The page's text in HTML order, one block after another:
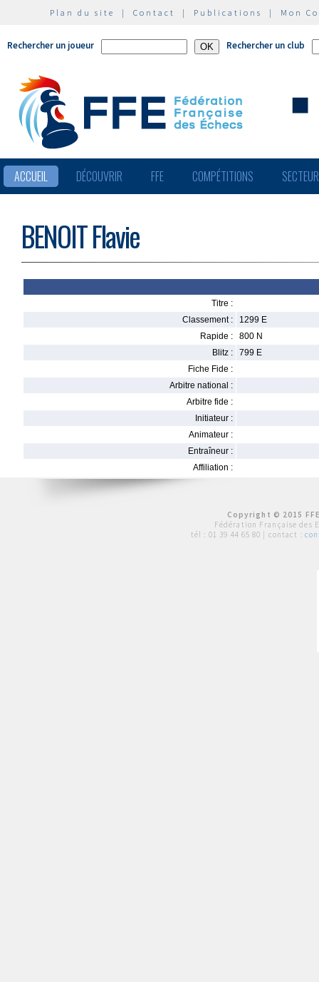
Plan du site | Contact | Publications | Mon
Rechercher un joueur Rechercher un club
ACCUEIL DÉCOUVRIR FFE COMPÉTITIONS
BENOIT Flavie
Titre :
Classement :
1299 E
Rapide :
800 N
Blitz :
799 E
Fiche Fide :
Arbitre national :
Arbitre fide :
Initiateur :
Animateur :
Entraîneur :
Affiliation :
Copyright © 2015
Fédération Française des
tél : 01 39 44 65 80 | contact :